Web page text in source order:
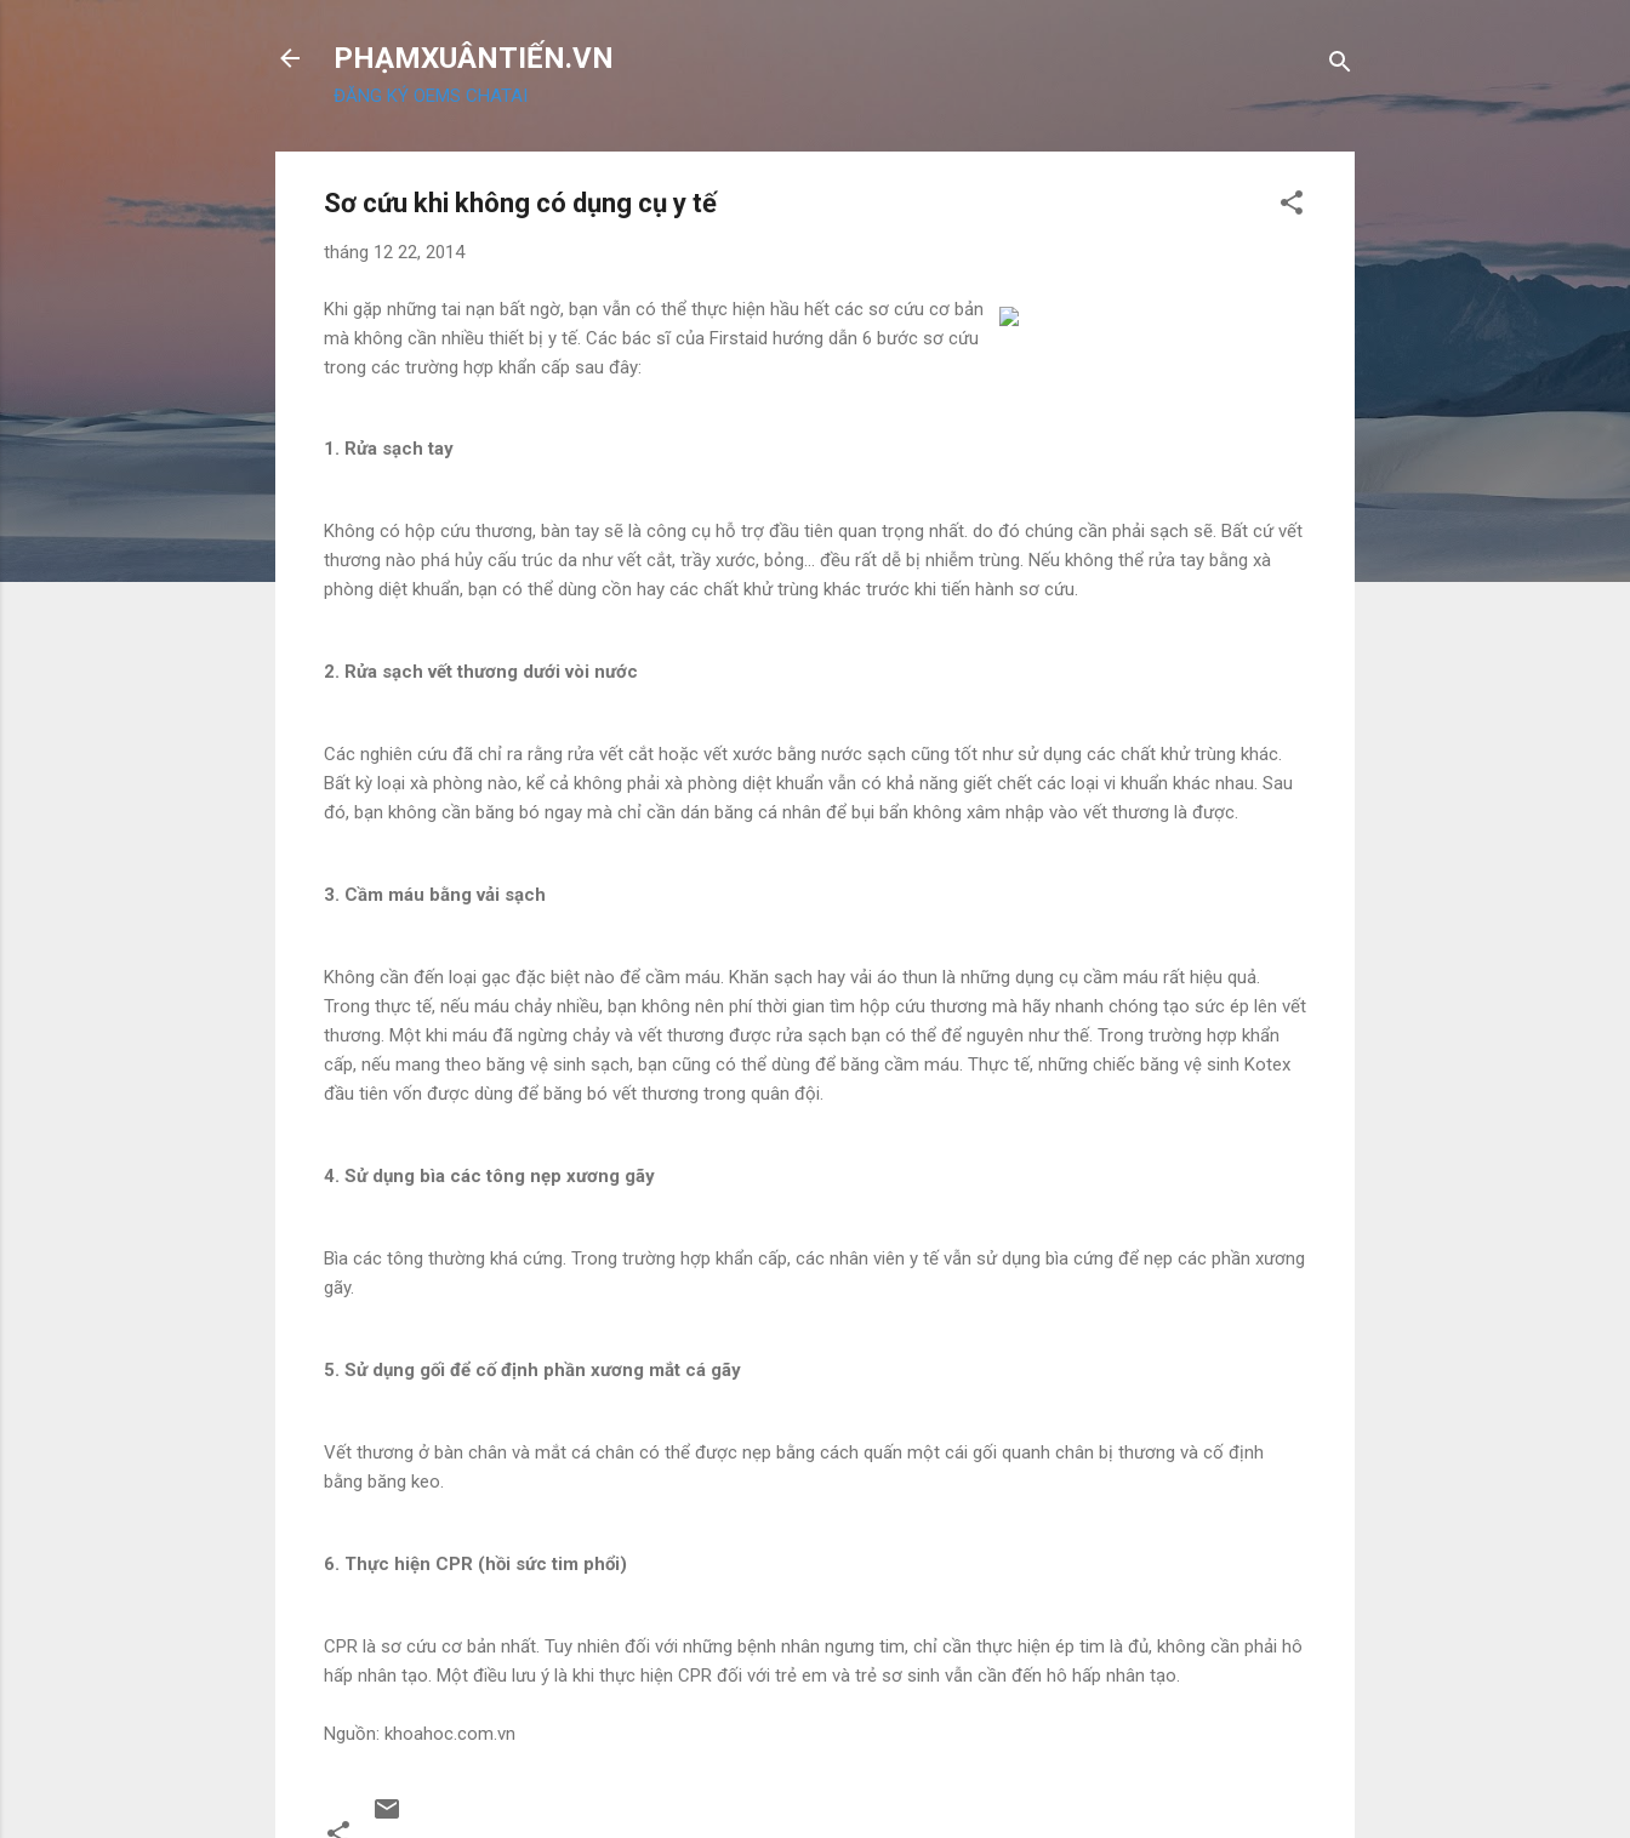
PHẠMXUÂNTIẾN.VN
ĐĂNG KÝ OEMS CHATAI
Sơ cứu khi không có dụng cụ y tế
tháng 12 22, 2014
Khi gặp những tai nạn bất ngờ, bạn vẫn có thể thực hiện hầu hết các sơ cứu cơ bản
mà không cần nhiều thiết bị y tế. Các bác sĩ của Firstaid hướng dẫn 6 bước sơ cứu
trong các trường hợp khẩn cấp sau đây:
1. Rửa sạch tay
Không có hộp cứu thương, bàn tay sẽ là công cụ hỗ trợ đầu tiên quan trọng nhất. do đó chúng cần phải sạch sẽ. Bất cứ vết
thương nào phá hủy cấu trúc da như vết cắt, trầy xước, bỏng... đều rất dễ bị nhiễm trùng. Nếu không thể rửa tay bằng xà
phòng diệt khuẩn, bạn có thể dùng cồn hay các chất khử trùng khác trước khi tiến hành sơ cứu.
2. Rửa sạch vết thương dưới vòi nước
Các nghiên cứu đã chỉ ra rằng rửa vết cắt hoặc vết xước bằng nước sạch cũng tốt như sử dụng các chất khử trùng khác.
Bất kỳ loại xà phòng nào, kể cả không phải xà phòng diệt khuẩn vẫn có khả năng giết chết các loại vi khuẩn khác nhau. Sau
đó, bạn không cần băng bó ngay mà chỉ cần dán băng cá nhân để bụi bẩn không xâm nhập vào vết thương là được.
3. Cầm máu bằng vải sạch
Không cần đến loại gạc đặc biệt nào để cầm máu. Khăn sạch hay vải áo thun là những dụng cụ cầm máu rất hiệu quả.
Trong thực tế, nếu máu chảy nhiều, bạn không nên phí thời gian tìm hộp cứu thương mà hãy nhanh chóng tạo sức ép lên vết
thương. Một khi máu đã ngừng chảy và vết thương được rửa sạch bạn có thể để nguyên như thế. Trong trường hợp khẩn
cấp, nếu mang theo băng vệ sinh sạch, bạn cũng có thể dùng để băng cầm máu. Thực tế, những chiếc băng vệ sinh Kotex
đầu tiên vốn được dùng để băng bó vết thương trong quân đội.
4. Sử dụng bìa các tông nẹp xương gãy
Bìa các tông thường khá cứng. Trong trường hợp khẩn cấp, các nhân viên y tế vẫn sử dụng bìa cứng để nẹp các phần xương
gãy.
5. Sử dụng gối để cố định phần xương mắt cá gãy
Vết thương ở bàn chân và mắt cá chân có thể được nẹp bằng cách quấn một cái gối quanh chân bị thương và cố định
bằng băng keo.
6. Thực hiện CPR (hồi sức tim phổi)
CPR là sơ cứu cơ bản nhất. Tuy nhiên đối với những bệnh nhân ngưng tim, chỉ cần thực hiện ép tim là đủ, không cần phải hô
hấp nhân tạo. Một điều lưu ý là khi thực hiện CPR đối với trẻ em và trẻ sơ sinh vẫn cần đến hô hấp nhân tạo.
Nguồn: khoahoc.com.vn